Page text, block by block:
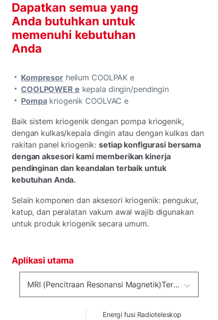
Dapatkan semua yang
Anda butuhkan untuk
memenuhi kebutuhan
Anda
Kompresorhelium COOLPAK e
COOLPOWER e kepala dingin/pendingin
Pompakriogenik COOLVAC e
Baik sistem kriogenik dengan pompa kriogenik,
dengan kulkas/kepala dingin atau dengan kulkas dan
rakitan panel kriogenik:setiap konfigurasi bersama
dengan aksesori kami memberikan kinerja
pendinginan dan keandalan terbaik untuk
kebutuhan Anda.
Selain komponen dan aksesori kriogenik: pengukur,
katup, dan peralatan vakum awal wajib digunakan
untuk produk kriogenik secara umum.
Aplikasi utama
MRI (Pencitraan Resonansi Magnetik)Terapi protonMagnet superkonduktifAkseleratorPertumbuhan kristalNMR (Resonansi Magnetik Nuklir)
Energi fusi Radioteleskop